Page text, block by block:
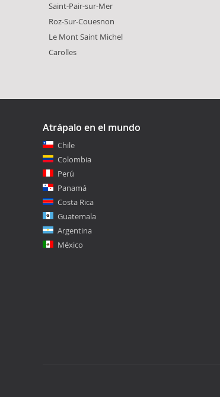
Saint-Pair-sur-Mer
Roz-Sur-Couesnon
Le Mont Saint Michel
Carolles
Atrápalo en el mundo
Chile
Colombia
Perú
Panamá
Costa Rica
Guatemala
Argentina
México